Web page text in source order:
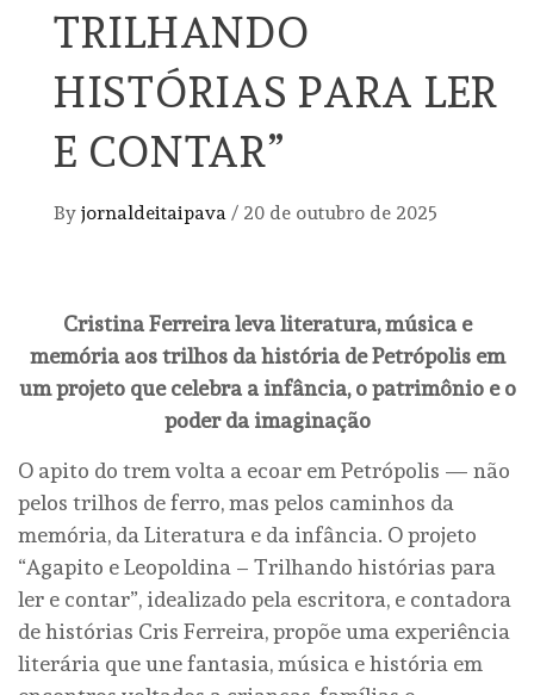
TRILHANDO
HISTÓRIAS PARA LER
E CONTAR”
By jornaldeitaipava / 20 de outubro de 2025
Cristina Ferreira leva literatura, música e
memória aos trilhos da história de Petrópolis em
um projeto que celebra a infância, o patrimônio e o
poder da imaginação
O apito do trem volta a ecoar em Petrópolis — não
pelos trilhos de ferro, mas pelos caminhos da
memória, da Literatura e da infância. O projeto
“Agapito e Leopoldina – Trilhando histórias para
ler e contar”, idealizado pela escritora, e contadora
de histórias Cris Ferreira, propõe uma experiência
literária que une fantasia, música e história em